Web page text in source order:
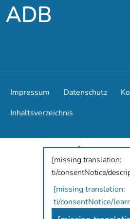
Impressum Datenschutz
Inhaltsverzeichnis
[missing translation:
ti/consentNotice/
[missing translation:
ti/consentNotice/